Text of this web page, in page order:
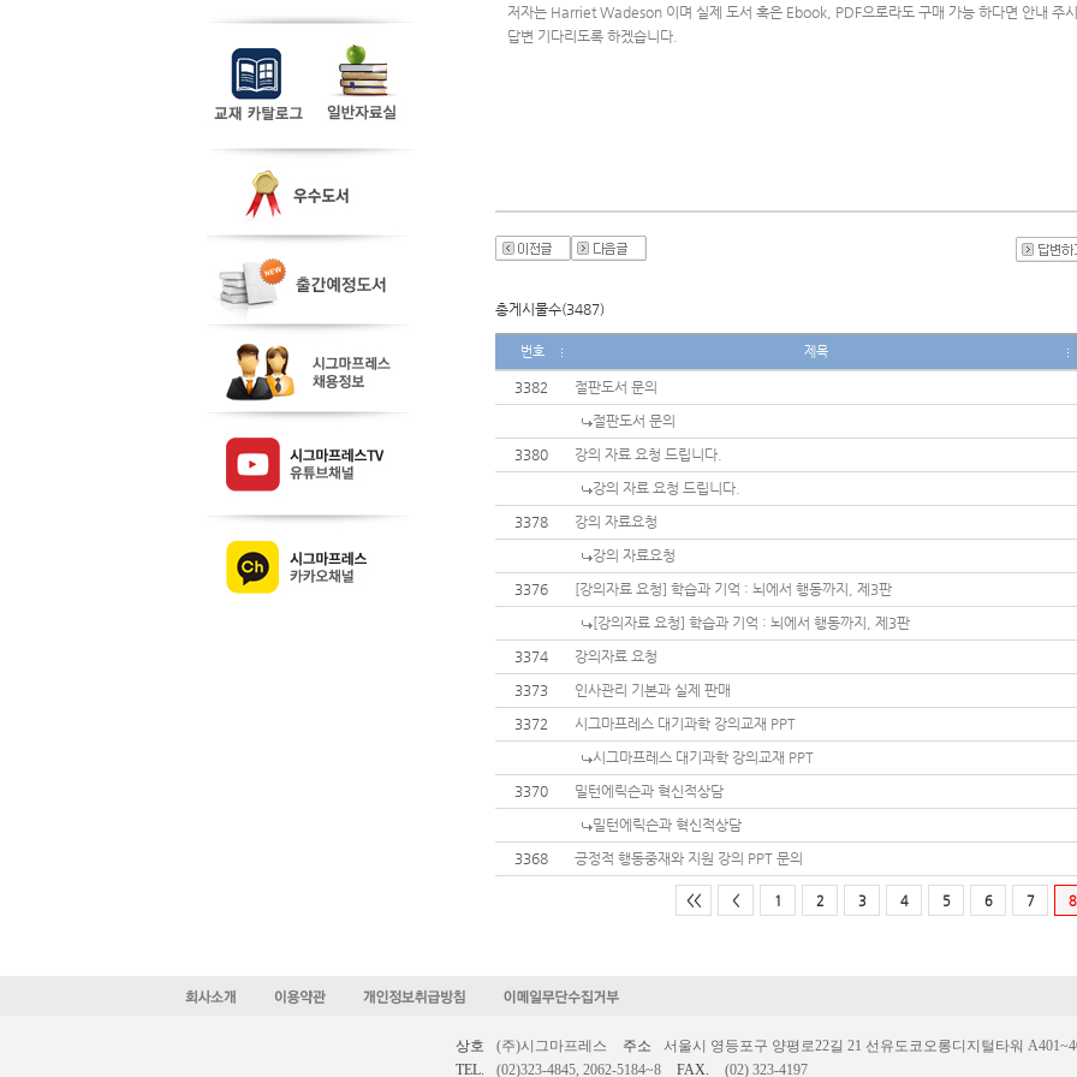
저자는 Harriet Wadeson 이며 실제 도서 혹은 Ebook, PDF으로라도 구매 가능 하다면 안내 주
답변 기다리도록 하겠습니다.
총게시물수(3487)
번호 제목
3382
절판도서 문의
절판도서 문의
3380
강의 자료 요청 드립니다.
강의 자료 요청 드립니다.
3378
강의 자료요청
강의 자료요청
3376
[강의자료 요청] 학습과 기억 : 뇌에서 행동까지, 제3판
[강의자료 요청] 학습과 기억 : 뇌에서 행동까지, 제3판
3374
강의자료 요청
3373
인사관리 기본과 실제 판매
3372
시그마프레스 대기과학 강의교재 PPT
시그마프레스 대기과학 강의교재 PPT
3370
밀턴에릭슨과 혁신적상담
밀턴에릭슨과 혁신적상담
3368
긍정적 행동중재와 지원 강의 PPT 문의
<< < 1 2 3 4 5 6 7 8
상호 (주)시그마프레스 주소
서울시 영등포구 양평로22길 21 선유도코오롱디지털타워
TEL.
(02)323-4845, 2062-5184~8 FAX. (02) 323-4197